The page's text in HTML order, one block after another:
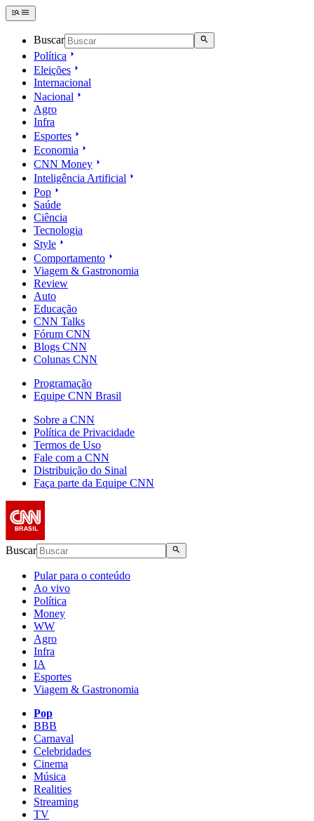
Buscar
Política
Eleições
Internacional
Nacional
Agro
Infra
Esportes
Economia
CNN Money
Inteligência Artificial
Pop
Saúde
Ciência
Tecnologia
Style
Comportamento
Viagem & Gastronomia
Review
Auto
Educação
CNN Talks
Fórum CNN
Blogs CNN
Colunas CNN
Programação
Equipe CNN Brasil
Sobre a CNN
Política de Privacidade
Termos de Uso
Fale com a CNN
Distribuição do Sinal
Faça parte da Equipe CNN
Buscar
Pular para o conteúdo
Ao vivo
Política
Money
WW
Agro
Infra
IA
Esportes
Viagem & Gastronomia
Pop
BBB
Carnaval
Celebridades
Cinema
Música
Realities
Streaming
TV